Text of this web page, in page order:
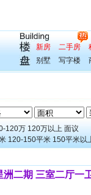
新房 二手房
别墅
写字楼
120万 120万以上 面议
120-150平米 150平米以
洲二期 三室二厅一